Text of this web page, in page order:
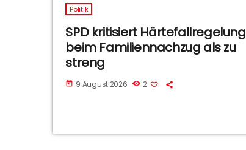
Politik
SPD kritisiert Härtefallregelung
beim Familiennachzug als zu
streng
today 9 August 2026 2